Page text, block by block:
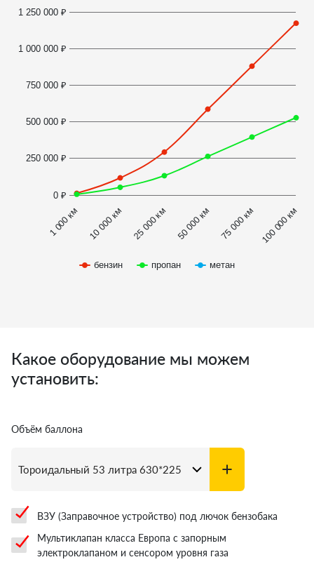
бензин пропан метан
1 000 км 10 000 км 25 000 км 50 000 км 75 000 км 100 000 км
0 ₽
250 000 ₽
500 000 ₽
750 000 ₽
1 000 000 ₽
1 250 000 ₽
Какое оборудование мы можем
установить:
Объём баллона
ВЗУ (Заправочное устройство) под лючок бензобака
Мультиклапан класса Европа с запорным
электроклапаном и сенсором уровня газа